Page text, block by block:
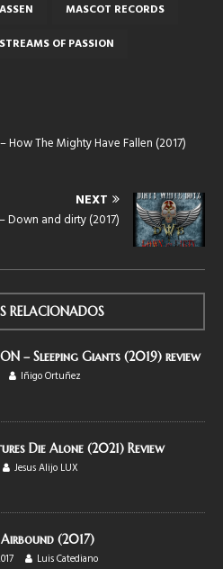
MASCOT RECORDS
STREAMS OF PASSION
How The Mighty Have Fallen (2017)
NEXT
Down and dirty (2017)
RELACIONADOS
– Sleeping Giants (2019) review
Iñigo Ortuñez
Die Alone (2021) Review
Jesus Alijo LUX
(2017)
Luis Catediano